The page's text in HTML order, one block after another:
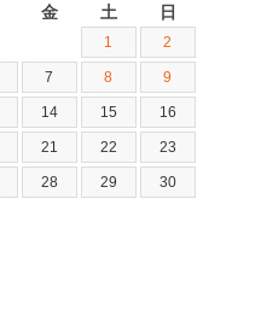
金 土 日
1 2
7 8 9
14 15 16
21 22 23
28 29 30